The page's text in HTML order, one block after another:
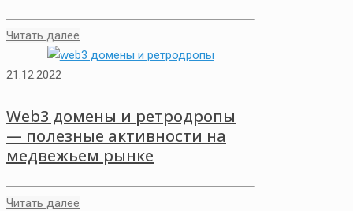
Читать далее
21.12.2022
Web3 домены и ретродропы
— полезные активности на
медвежьем рынке
Читать далее